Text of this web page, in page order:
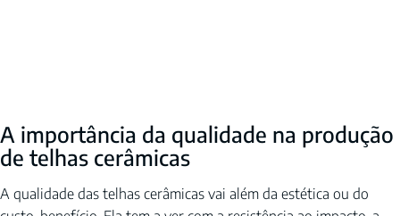
A importância da qualidade na produção
de telhas cerâmicas
A qualidade das telhas cerâmicas vai além da estética ou do